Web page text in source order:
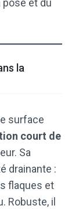
pose et du
la
surface
court de
Sa
drainante :
flaques et
Robuste, il